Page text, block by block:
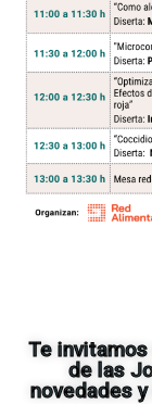
Te
de las
novedades